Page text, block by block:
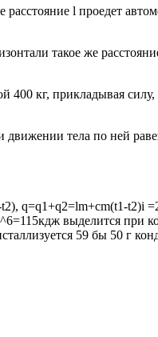
l проедет
такое же
400 кг, прикладывая
тела по ней
q=q1+q2=lm+cm(t1-t2)i
выделится при
59 бы 50 г